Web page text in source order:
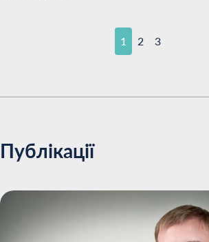
1 2 3
Публікації